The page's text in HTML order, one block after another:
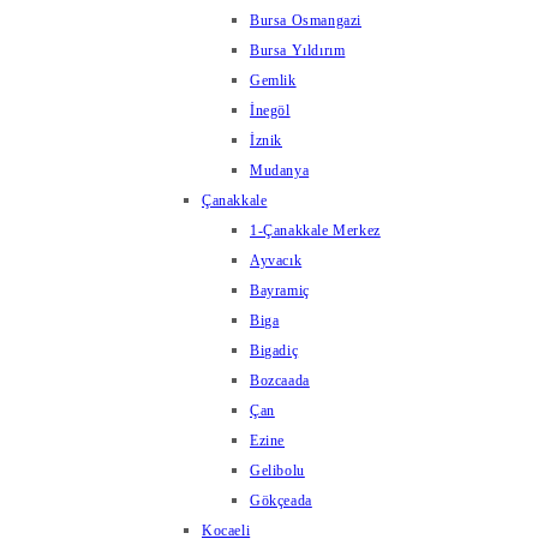
Bursa Osmangazi
Bursa Yıldırım
Gemlik
İnegöl
İznik
Mudanya
Çanakkale
1-Çanakkale Merkez
Ayvacık
Bayramiç
Biga
Bigadiç
Bozcaada
Çan
Ezine
Gelibolu
Gökçeada
Kocaeli